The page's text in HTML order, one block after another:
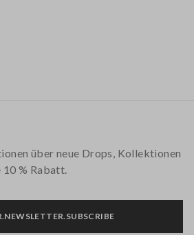
über neue Drops, Kollektionen
10 % Rabatt.